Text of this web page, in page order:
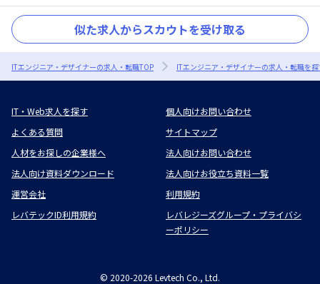
似た求人からスカウトを受け取る
ITエンジニア・デザイナーの求人・転職TOP ITエンジニア・デザイナーの求人・転職を
IT・Web求人を探す
個人向けお問い合わせ
よくある質問
サイトマップ
人材をお探しの企業様へ
法人向けお問い合わせ
法人向け資料ダウンロード
法人向けお役立ち資料一覧
運営会社
利用規約
レバテックID利用規約
レバレジーズグループ・プライバシ
ーポリシー
© 2020-2026 Levtech Co., Ltd.